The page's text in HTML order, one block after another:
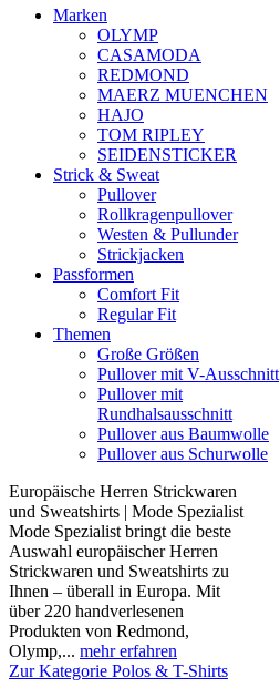
Marken
OLYMP
CASAMODA
REDMOND
MAERZ MUENCHEN
HAJO
TOM RIPLEY
SEIDENSTICKER
Strick & Sweat
Pullover
Rollkragenpullover
Westen & Pullunder
Strickjacken
Passformen
Comfort Fit
Regular Fit
Themen
Große Größen
Pullover mit V-Ausschnitt
Pullover mit
Rundhalsausschnitt
Pullover aus Baumwolle
Pullover aus Schurwolle
Europäische Herren Strickwaren
und Sweatshirts | Mode Spezialist
Mode Spezialist bringt die beste
Auswahl europäischer Herren
Strickwaren und Sweatshirts zu
Ihnen – überall in Europa. Mit
über 220 handverlesenen
Produkten von Redmond,
Olymp,... mehr erfahren
Zur Kategorie Polos & T-Shirts